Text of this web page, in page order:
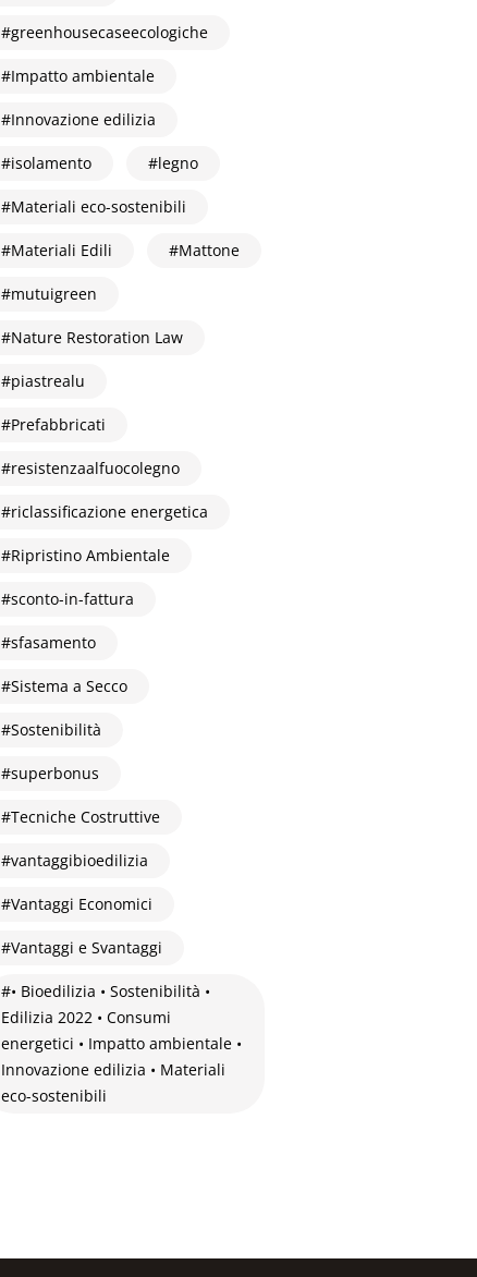
greenhousecaseecologiche
Impatto ambientale
Innovazione edilizia
isolamento legno
Materiali eco-sostenibili
Materiali Edili Mattone
mutuigreen
Nature Restoration Law
piastrealu
Prefabbricati
resistenzaalfuocolegno
riclassificazione energetica
Ripristino Ambientale
sconto-in-fattura
sfasamento
Sistema a Secco
Sostenibilità
superbonus
Tecniche Costruttive
vantaggibioedilizia
Vantaggi Economici
Vantaggi e Svantaggi
• Bioedilizia • Sostenibilità •
Edilizia 2022 • Consumi
energetici • Impatto ambientale •
Innovazione edilizia • Materiali
eco-sostenibili